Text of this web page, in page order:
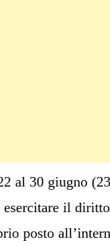
al 30 giugno
esercitare il
posto